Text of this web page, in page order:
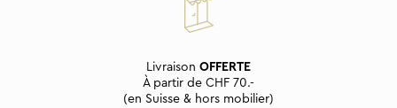
Livraison OFFERTE
À partir de CHF 70.-
(en Suisse & hors mobilier)